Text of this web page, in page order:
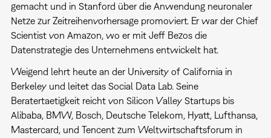
gemacht und in Stanford über die Anwendung neuronaler
Netze zur Zeitreihenvorhersage promoviert. Er war der Chief
Scientist von Amazon, wo er mit Jeff Bezos die
Datenstrategie des Unternehmens entwickelt hat.
Weigend lehrt heute an der University of California in
Berkeley und leitet das Social Data Lab. Seine
Beratertaetigkeit reicht von Silicon Valley Startups bis
Alibaba, BMW, Bosch, Deutsche Telekom, Hyatt, Lufthansa,
Mastercard, und Tencent zum Weltwirtschaftsforum in